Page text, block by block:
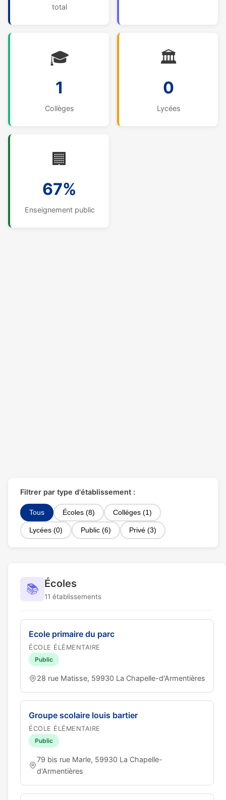
total
🎓
1
Collèges
🏛️
0
Lycées
🏢
67%
Enseignement public
Filtrer par type d'établissement :
Tous Écoles (8) Collèges (1)
Lycées (0) Public (6) Privé (3)
📚 Écoles
11 établissements
Ecole primaire du parc
ÉCOLE ÉLÉMENTAIRE
Public
28 rue Matisse, 59930 La Chapelle-d'Armentières
Groupe scolaire louis bartier
ÉCOLE ÉLÉMENTAIRE
Public
79 bis rue Marle, 59930 La Chapelle-
d'Armentières